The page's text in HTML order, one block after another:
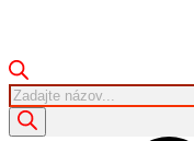
Products
search